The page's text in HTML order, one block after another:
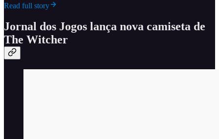
Read full story
Jornal dos Jogos lança nova camiseta de
The Witcher